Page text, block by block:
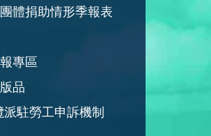
體捐助情形季報表
專區
品
駐勞工申訴機制